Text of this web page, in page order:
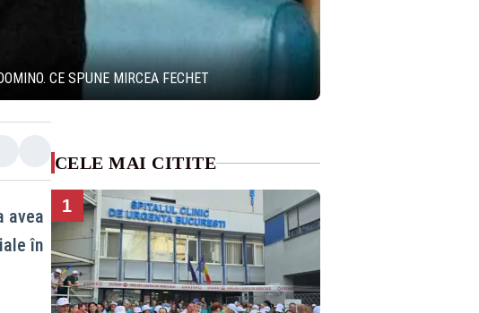
CE SPUNE MIRCEA FECHET
avea
în
CELE MAI CITITE
1